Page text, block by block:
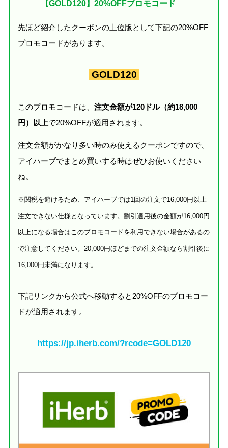
【GOLD120】20%OFFプロモコード
先ほど紹介したクーポンの上位版として下記の20%OFF
プロモコードがあります。
GOLD120
このプロモコードは、 注文金額が120ドル（約18,000
円）以上で20%OFFが適用されます。
注文金額がかなり多い時のみ使えるクーポンですので、
アイハーブでまとめ買いする時はぜひお使いください
ね。
※関税を避けるため、アイハーブでは1回の注文で16,000円以上
注文できない仕様となっています。割引適用後の金額が16,000円
以上になる場合はこのプロモコードを利用できない場合があるの
で注意してください。20,000円ほどまでの注文金額なら割引後に
16,000円未満になります。
下記リンクから公式へ移動すると20%OFFのプロモコー
ドが適用されます。
https://jp.iherb.com/?rcode=GOLD120